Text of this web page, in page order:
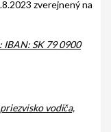
zverejnený na
IBAN: SK 79 0900
vodiča,